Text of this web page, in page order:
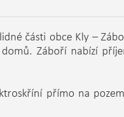
části obce Kly –
Záboří nabízí
přímo na